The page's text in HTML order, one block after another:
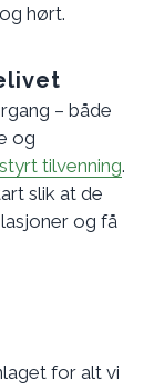
hørt.
– både
og
tilvenning.
slik at de
og få
for alt vi